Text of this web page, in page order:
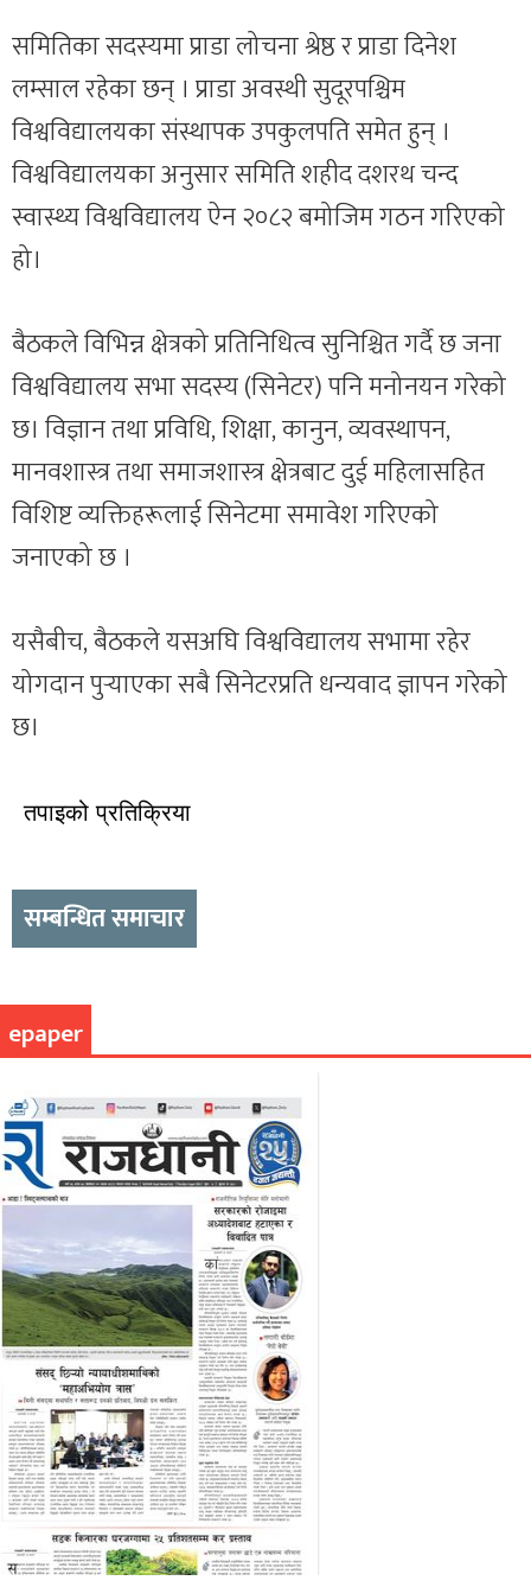
समितिका सदस्यमा प्राडा लोचना श्रेष्ठ र प्राडा दिनेश
लम्साल रहेका छन् । प्राडा अवस्थी सुदूरपश्चिम
विश्वविद्यालयका संस्थापक उपकुलपति समेत हुन् ।
विश्वविद्यालयका अनुसार समिति शहीद दशरथ चन्द
स्वास्थ्य विश्वविद्यालय ऐन २०८२ बमोजिम गठन गरिएको
हो।
बैठकले विभिन्न क्षेत्रको प्रतिनिधित्व सुनिश्चित गर्दै छ जना
विश्वविद्यालय सभा सदस्य (सिनेटर) पनि मनोनयन गरेको
छ। विज्ञान तथा प्रविधि, शिक्षा, कानुन, व्यवस्थापन,
मानवशास्त्र तथा समाजशास्त्र क्षेत्रबाट दुई महिलासहित
विशिष्ट व्यक्तिहरूलाई सिनेटमा समावेश गरिएको
जनाएको छ ।
यसैबीच, बैठकले यसअघि विश्वविद्यालय सभामा रहेर
योगदान पुर्‍याएका सबै सिनेटरप्रति धन्यवाद ज्ञापन गरेको
छ।
तपाइको प्रतिक्रिया
सम्बन्धित समाचार
epaper